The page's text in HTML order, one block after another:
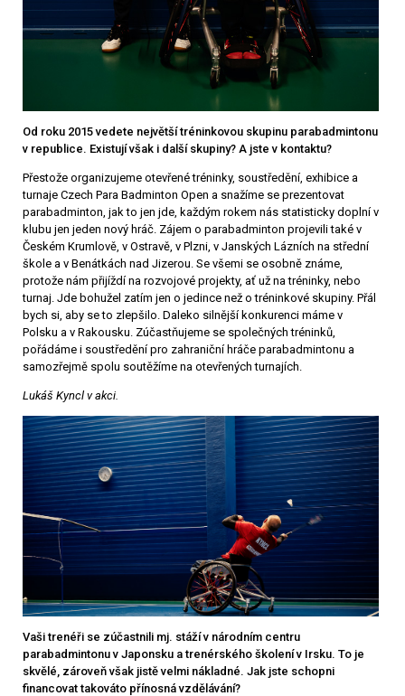
Od roku 2015 vedete největší tréninkovou skupinu parabadmintonu
v republice. Existují však i další skupiny? A jste v kontaktu?
Přestože organizujeme otevřené tréninky, soustředění, exhibice a
turnaje Czech Para Badminton Open a snažíme se prezentovat
parabadminton, jak to jen jde, každým rokem nás statisticky doplní v
klubu jen jeden nový hráč. Zájem o parabadminton projevili také v
Českém Krumlově, v Ostravě, v Plzni, v Janských Lázních na střední
škole a v Benátkách nad Jizerou. Se všemi se osobně známe,
protože nám přijíždí na rozvojové projekty, ať už na tréninky, nebo
turnaj. Jde bohužel zatím jen o jedince než o tréninkové skupiny. Přál
bych si, aby se to zlepšilo. Daleko silnější konkurenci máme v
Polsku a v Rakousku. Zúčastňujeme se společných tréninků,
pořádáme i soustředění pro zahraniční hráče parabadmintonu a
samozřejmě spolu soutěžíme na otevřených turnajích.
Lukáš Kyncl v akci.
Vaši trenéři se zúčastnili mj. stáží v národním centru
parabadmintonu v Japonsku a trenérského školení v Irsku. To je
skvělé, zároveň však jistě velmi nákladné. Jak jste schopni
financovat takováto přínosná vzdělávání?